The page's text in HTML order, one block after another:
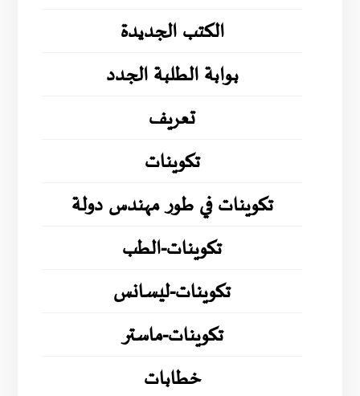
الكتب الجديدة
بوابة الطلبة الجدد
تعريف
تكوينات
تكوينات في طور مهندس دولة
تكوينات-الطب
تكوينات-ليسانس
تكوينات-ماستر
خطابات